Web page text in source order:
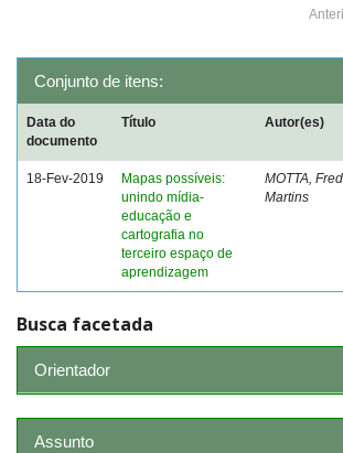
Conjunto de itens:
Data do
documento
Título Autor(es)
18-Fev-2019
Mapas possíveis:
unindo mídia-
educação e
cartografia no
terceiro espaço de
aprendizagem
MOTTA,
Martins
Busca facetada
Orientador
Assunto